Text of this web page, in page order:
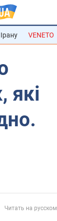
VENETO
які
Читать на русском